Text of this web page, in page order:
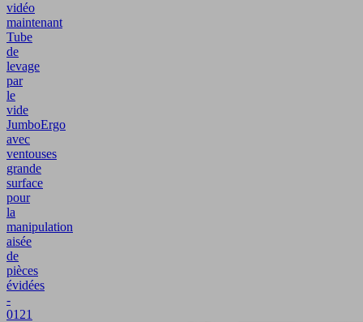
vidéo
maintenant
Tube
de
levage
par
le
vide
JumboErgo
avec
ventouses
grande
surface
pour
la
manipulation
aisée
de
pièces
évidées
-
0121